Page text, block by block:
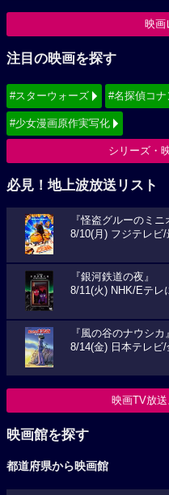
映画
注目の映画を探す
#スターウォーズ #名探偵コナ
#少女漫画原作実写化
シリーズ・
必見！地上波放送リスト
『怪盗グルーのミニ
8/10(月) フジテレビ
『銀河鉄道の夜』
8/11(火) NHK/Eテレ
『風の谷のナウシカ
8/14(金) 日本テレビ
映画TV放
映画館を探す
都道府県から映画館